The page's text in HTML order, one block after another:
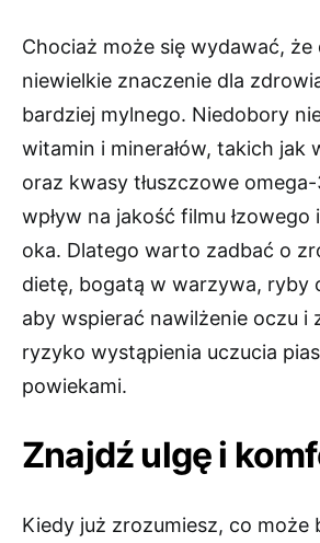
Chociaż może się wydawać, że
niewielkie znaczenie dla
bardziej mylnego. Niedobory
witamin i minerałów, takich jak
oraz kwasy tłuszczowe
wpływ na jakość filmu
oka. Dlatego warto zadbać o
dietę, bogatą w warzywa, ryby
aby wspierać nawilżenie oczu i
ryzyko wystąpienia uczucia
powiekami.
Znajdź ulgę i
Kiedy już zrozumiesz, co może